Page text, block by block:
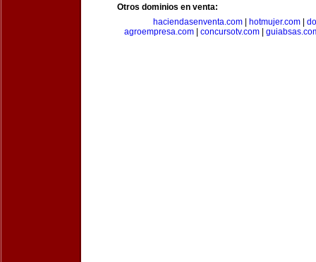
Otros dominios en venta:
haciendasenventa.com| hotmujer.com|
agroempresa.com
concursotv.com